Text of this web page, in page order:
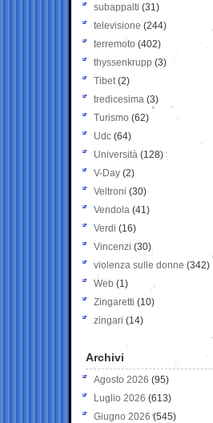
subappalti (31)
televisione(244)
terremoto (402)
thyssenkrupp (3)
Tibet(2)
tredicesima (3)
Turismo (62)
Udc (64)
Università (128)
V-Day (2)
Veltroni (30)
Vendola (41)
Verdi (16)
Vincenzi (30)
violenza sulle donne (342)
Web (1)
Zingaretti (10)
zingari (14)
Archivi
Agosto 2026 (95)
Luglio 2026 (613)
Giugno 2026 (545)